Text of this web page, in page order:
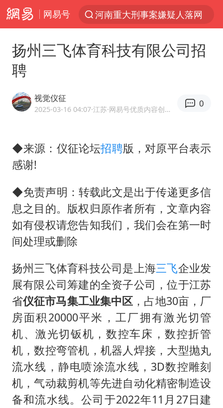
网易号
浙江上海等地有大雨或暴雨
情侣在平潭拍日出时坠崖致一死一伤
视频丨中国东方电气集团原党组副书记、董事宋致远被查
杭州全市有序停课
直击东北超：哈尔滨vs通辽
香港宏福苑火灾或由烟头引起
浙江台州《告全体市民书》
酒店回应车内过夜被收150元
白海豚将正面袭击贯穿浙江
商场现钱学森巨幅海报 负责人回应
乐享全民健身 共筑健康中国
扬州三飞体育科技有限公司招
聘
视觉仪征
2025-03-16 04:07·江苏 ·网易号优质内容创作者
0
◆来源：仪征论坛招聘版，对原平台表示
感谢!
◆免责声明：转载此文是出于传递更多信
息之目的。版权归原作者所有，文章内容
如有侵权请您告知我们，我们会在第一时
间处理或删除
扬州三飞体育科技公司是上海三飞企业发
展有限公司筹建的全资子公司，位于江苏
省仪征市马集工业集中区 ，占地30亩，厂
房面积20000平米，工厂拥有激光切管
机、激光切钣机，数控车床，数控折管
机，数控弯管机，机器人焊接，大型抛丸
流水线，静电喷涂流水线，3D数控雕刻
机，气动裁剪机等先进自动化精密制造设
备和流水线。公司于2022年11月27日建